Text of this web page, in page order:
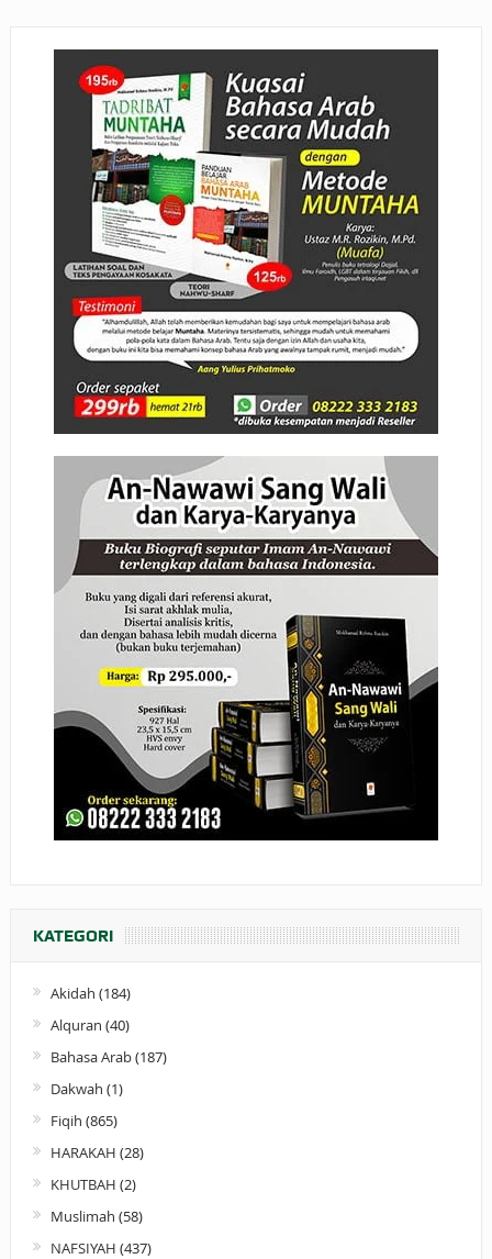
KATEGORI
Akidah (184)
Alquran (40)
Bahasa Arab(187)
Dakwah (1)
Fiqih (865)
HARAKAH (28)
KHUTBAH (2)
Muslimah (58)
NAFSIYAH (437)